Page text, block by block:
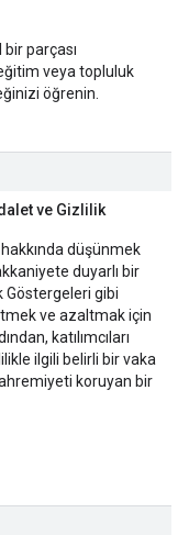
parçası
veya topluluk
öğrenin.
ve Gizlilik
düşünmek
duyarlı bir
Göstergeleri gibi
ve azaltmak için
katılımcıları
ilgili belirli bir vaka
koruyan bir